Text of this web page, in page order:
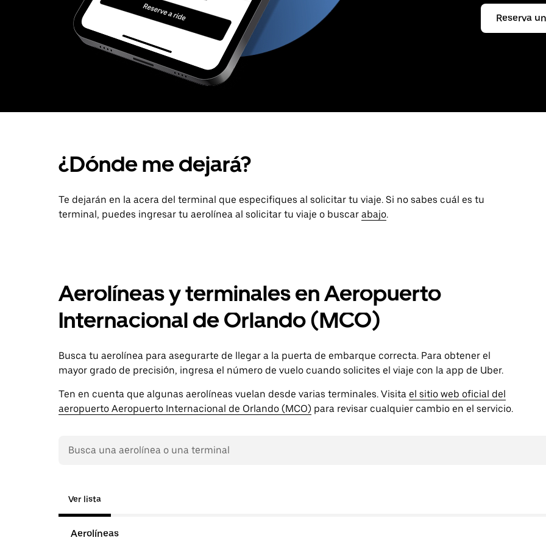
Reserva
¿Dónde me dejará?
Te dejarán en la acera del terminal que especifiques al solicitar tu viaje. Si no sabes cuál es tu
terminal, puedes ingresar tu aerolínea al solicitar tu viaje o buscar abajo.
Aerolíneas y terminales en Aeropuerto
Internacional de Orlando (MCO)
Busca tu aerolínea para asegurarte de llegar a la puerta de embarque correcta. Para obtener el
mayor grado de precisión, ingresa el número de vuelo cuando solicites el viaje con la app de Uber.
Ten en cuenta que algunas aerolíneas vuelan desde varias terminales. Visita el sitio web oficial del
aeropuerto Aeropuerto Internacional de Orlando (MCO) para revisar cualquier cambio en el servicio.
Ver lista
Aerolíneas